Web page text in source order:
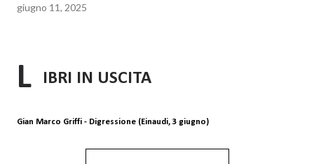
giugno 11, 2025
L IBRI IN USCITA
Gian Marco Griffi - Digressione (Einaudi, 3 giugno)